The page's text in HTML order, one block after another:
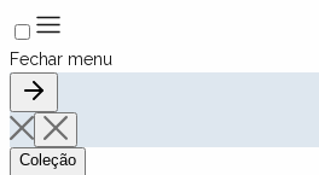
Fechar menu
Coleção